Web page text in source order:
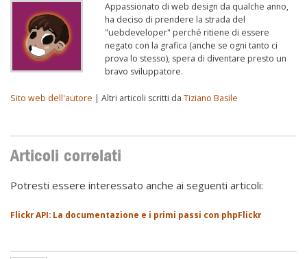
Appassionato di web design da qualche anno,
ha deciso di prendere la strada del
"uebdeveloper" perché ritiene di essere
negato con la grafica (anche se ogni tanto ci
prova lo stesso), spera di diventare presto un
bravo sviluppatore.
Sito web dell'autore | Altri articoli scritti da Tiziano Basile
Articoli correlati
Potresti essere interessato anche ai seguenti articoli:
Flickr API: La documentazione e i primi passi con phpFlickr